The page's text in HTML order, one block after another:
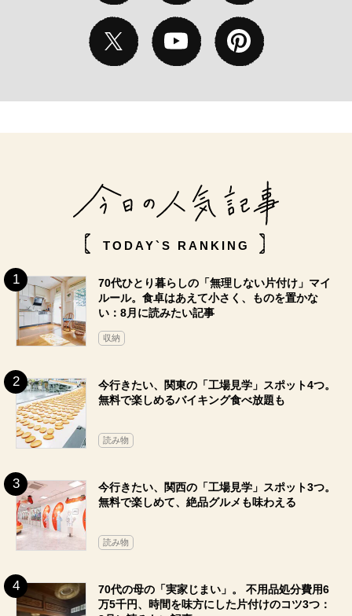
TODAY`S RANKING
70代ひとり暮らしの「無理しない片付け」マイ
ルール。食卓はあえて小さく、ものを置かな
い：8月に読みたい記事
収納
今行きたい、関東の「工場見学」スポット4つ。
無料で楽しめるバイキング食べ放題も
読み物
今行きたい、関西の「工場見学」スポット3つ。
無料で楽しめて、絶品グルメも味わえる
読み物
70代の母の「実家じまい」。 不用品処分費用6
万5千円、時間を味方にした片付けのコツ3つ：